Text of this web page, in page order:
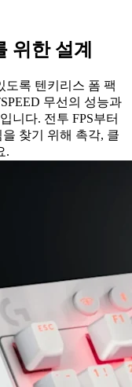
위한 설계
도록 텐키리스 폼 팩
무선의 성능과
니다. 전투 FPS부터
찾기 위해 촉각, 클
.